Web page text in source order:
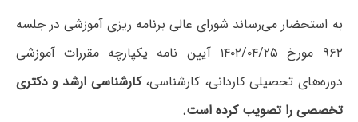
به استحضار می‌رساند شورای عالی برنامه ریزی آموزشی در جلسه
۹۶۲ مورخ ۲۵/‏۰۴/‏۱۴۰۲‬ آیین نامه یکپارچه مقررات آموزشی
دوره‌های تحصیلی کاردانی، کارشناسی، کارشناسی ارشد و دکتری
تخصصی را تصویب کرده است.